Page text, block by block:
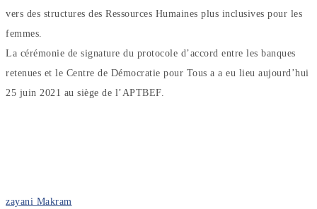
vers des structures des Ressources Humaines plus inclusives pour les
femmes.
La cérémonie de signature du protocole d’accord entre les banques
retenues et le Centre de Démocratie pour Tous a a eu lieu aujourd’hui
25 juin 2021 au siège de l’APTBEF.
zayani Makram